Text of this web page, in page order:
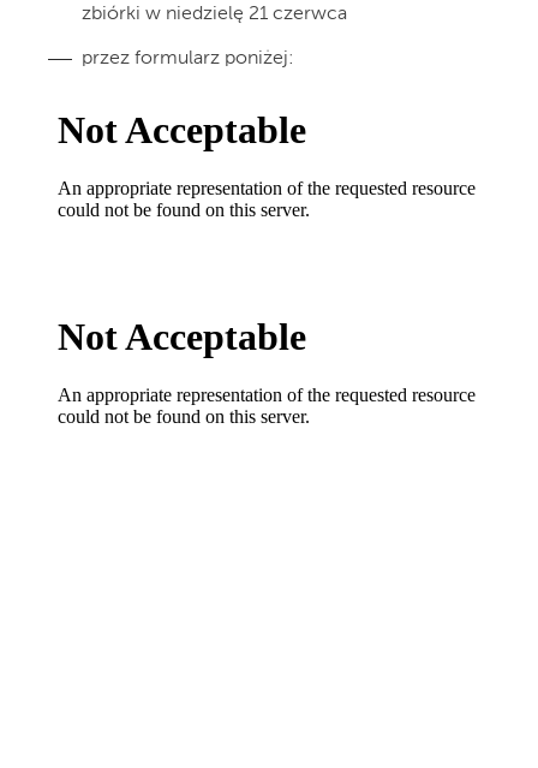
zbiórki w niedzielę 21 czerwca
przez formularz poniżej: